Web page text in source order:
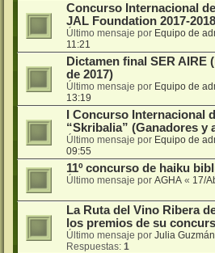
Concurso Internacional
JAL Foundation 2017-2018
Último mensaje por Equipo de
11:21
Dictamen final SER AIRE
de 2017)
Último mensaje por Equipo de
13:19
I Concurso Internacional
“Skribalia” (Ganadores y
Último mensaje por Equipo de
09:55
11º concurso de haiku
Último mensaje por AGHA « 17/
La Ruta del Vino Ribera
los premios de su
Último mensaje por Julia Guzmán
Respuestas: 1